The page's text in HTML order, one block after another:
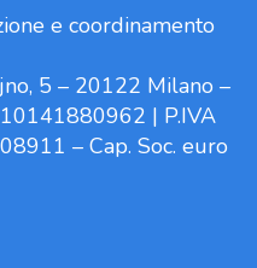
e coordinamento
5 – 20122 Milano –
10141880962 | P.IVA
– Cap. Soc. euro